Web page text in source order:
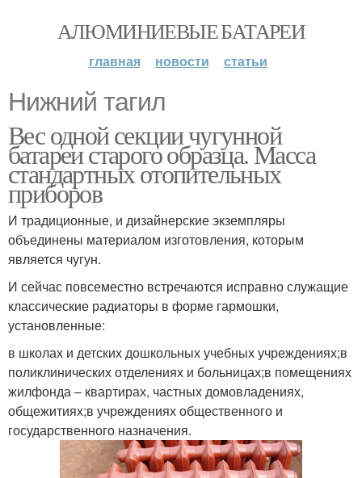
АЛЮМИНИЕВЫЕ БАТАРЕИ
главная новости статьи
Нижний тагил
Вес одной секции чугунной
батареи старого образца. Масса
стандартных отопительных
приборов
И традиционные, и дизайнерские экземпляры
объединены материалом изготовления, которым
является чугун.
И сейчас повсеместно встречаются исправно служащие
классические радиаторы в форме гармошки,
установленные:
в школах и детских дошкольных учебных учреждениях;в
поликлинических отделениях и больницах;в помещениях
жилфонда – квартирах, частных домовладениях,
общежитиях;в учреждениях общественного и
государственного назначения.